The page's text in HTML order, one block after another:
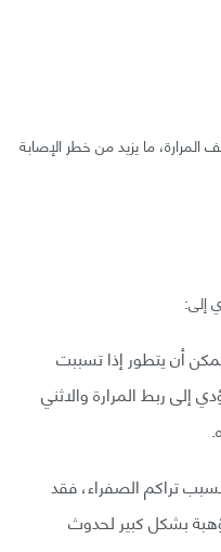
المرارة، ما يزيد من خطر الإصابة
إلى:
أن يتطور إذا تسببت
إلى ربط المرارة والاثني
بسبب تراكم الصفراء، فقد
بشكل كبير لحدوث